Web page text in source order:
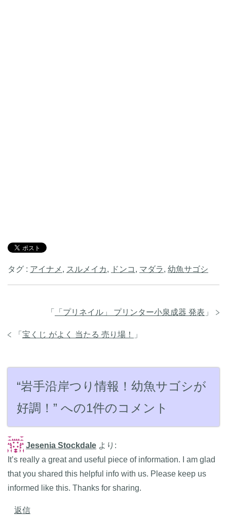
タグ : アイナメ , スルメイカ, ドンコ , マダラ, 幼魚サゴシ
「 「プリネイル」 プリンター小泉成器 発表 」
「 宝くじ がよく 当たる 売り場！ 」
“岩手沿岸つり情報！幼魚サゴシが
好調！” への1件のコメント
Jesenia Stockdale より:
It’s really a great and useful piece of information. I am glad
that you shared this helpful info with us. Please keep us
informed like this. Thanks for sharing.
返信